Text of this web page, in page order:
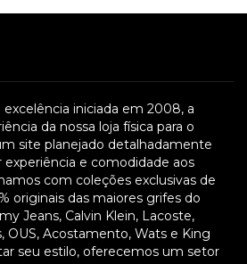
iniciada em 2008, a
da nossa loja física para o
site planejado detalhadamente
e comodidade aos
com coleções exclusivas de
originais das maiores grifes do
Jeans, Calvin Klein, Lacoste,
OUS, Acostamento, Wats e King
seu estilo, oferecemos um setor